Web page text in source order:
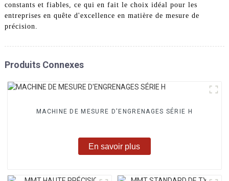
constants et fiables, ce qui en fait le choix idéal pour les
entreprises en quête d'excellence en matière de mesure de
précision.
Produits Connexes
MACHINE DE MESURE D'ENGRENAGES SÉRIE H
En savoir plus